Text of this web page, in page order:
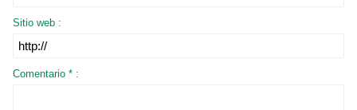
Sitio web :
Comentario * :